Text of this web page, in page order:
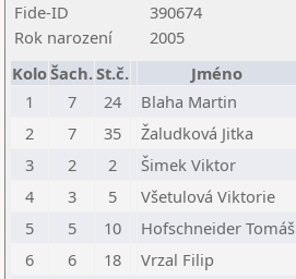
Fide-ID
390674
Rok narození
2005
KoloŠach.St.č. Jméno
1
7 24 Blaha Martin
2
7 35 Žaludková Jitka
3
2 2 Šimek Viktor
4
3 5 Všetulová Viktorie
5
5 10 Hofschneider Tomáš
6
6 18 Vrzal Filip